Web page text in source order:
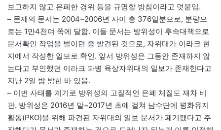
보고하지 않고 은폐한 경위 등을 규명할 방침이라고 덧붙임.
– 문제의 문서는 2004~2006년 사이 총 376일분으로, 분량으
로는 1만4천여 쪽에 달함. 이들 문서는 방위성이 후속대책으로
문서확인 작업을 벌이던 중 발견된 것으로, 자위대가 이라크 현
지에서 작성한 일보로 확인. 앞서 방위성은 그동안 존재하지 않
는다고 부인했던 이라크 파병 육상자위대의 일보가 존재한다고
지난 2일 밤 밝힌 바 있음.
– 이번 사태를 계기로 방위성의 고질적인 은폐 체질도 재차 비
판. 방위성은 2016년 말~2017년 초에 걸쳐 남수단에 평화유지
활동(PKO)을 위해 파견된 자위대의 일보 문서가 폐기됐다고 주